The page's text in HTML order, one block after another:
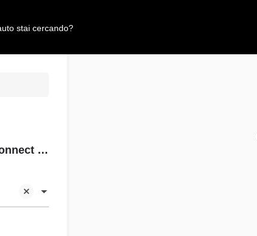
Ready for We Connect e We Connect Plus